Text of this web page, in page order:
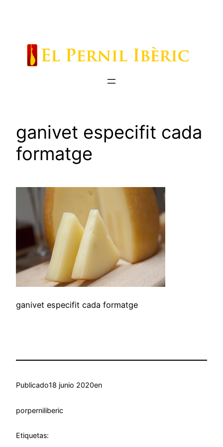
ganivet especifit cada
formatge
ganivet especifit cada formatge
Publicado18 junio 2020en
porperniliberic
Etiquetas: